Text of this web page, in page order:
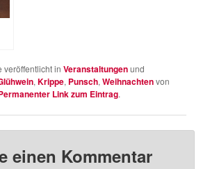
veröffentlicht inVeranstaltungenund
,Krippe, Punsch,Weihnachtenvon
Link zum Eintrag.
einen Kommentar